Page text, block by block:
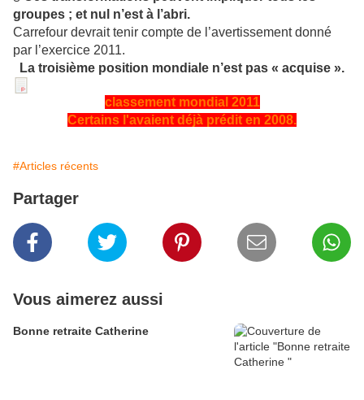
groupes ; et nul n’est à l’abri.
Carrefour devrait tenir compte de l’avertissement donné
par l’exercice 2011.
La troisième position mondiale n’est pas « acquise ».
classement mondial 2011
Certains l'avaient déjà prédit en 2008.
#Articles récents
Partager
Vous aimerez aussi
Bonne retraite Catherine